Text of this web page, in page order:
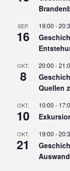
SEP.
16
19:00 -
OKT.
8
20:00 -
Quellen
OKT.
10
10:00 -
OKT.
21
19:00 -